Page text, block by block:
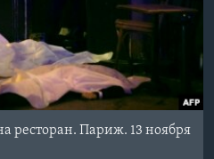
ресторан. Париж. 13 ноября